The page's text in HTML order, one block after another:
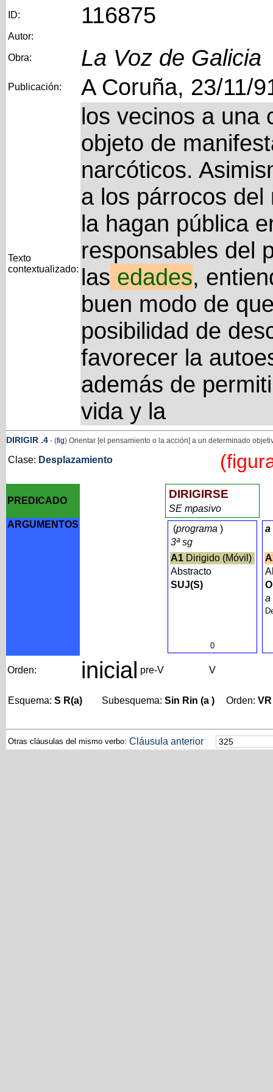
ID: 116875
Autor:
Obra: La Voz de Galicia
Publicación: A Coruña, 23/11/
Texto
contextualizado:
los vecinos a una
objeto de
narcóticos.
a los párrocos
la hagan pública
responsables del
las edades,
buen modo de
posibilidad de
favorecer la
además de
vida y la
DIRIGIR .4- (fig) Orientar [el pensamiento o la acción] a un determinado
Clase: Desplazamiento
PREDICADO
DIRIGIRSE
SE mpasivo
ARGUMENTOS
(programa )
3ª sg
A1Dirigido (Móvil)
Abstracto
SUJ(S)
0
a
Orden: inicial pre-V V
Esquema: S R(a) Subesquema: Sin Rin (a ) Orden: VR
Otras cláusulas del mismo verbo: Cláusula anterior